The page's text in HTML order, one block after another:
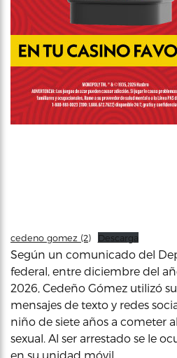
cedeno gomez (2) Descarga
Según un comunicado del
federal, entre diciembre del
2026, Cedeño Gómez utilizó
mensajes de texto y redes
niño de siete años a cometer
sexual. Al ser arrestado se le
en su unidad móvil.